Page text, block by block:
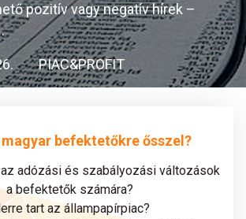
pozitív vagy negatív hírek –
PIAC&PROFIT
magyar befektetőkre ősszel?
adózási és szabályozási változások
a befektetők számára?
tart az állampapírpiac?